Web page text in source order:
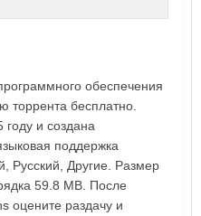
обеспечения
торрента бесплатно.
и создана
поддержка
Русский, Другие. Размер
59.8 MB. После
оцените раздачу и